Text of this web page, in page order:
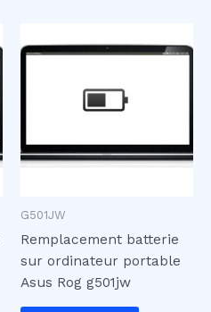
G501JW
Remplacement batterie
sur ordinateur portable
Asus Rog g501jw